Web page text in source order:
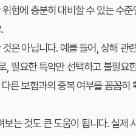
험에 충분히 대비할 수 있는 수
은 아닙니다. 예를 들어, 상해 관
필요한 특약만 선택하고 불필요
른 보험과의 중복 여부를 꼼꼼히
는 것도 큰 도움이 됩니다. 실제